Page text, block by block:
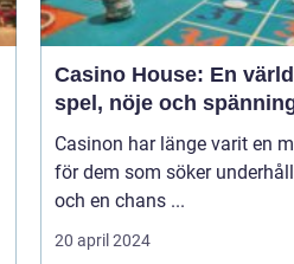
Casino House: En
spel, nöje och
Casinon har länge varit en
för dem som söker
och en chans ...
20 april 2024